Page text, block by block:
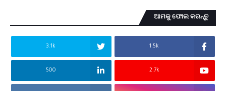
ଆମକୁ ଫୋଲ କରନ୍ତୁ
1.5k
3.1k
2.7k
500